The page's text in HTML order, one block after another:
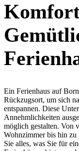
Ein Ferienhaus auf
Rückzugsort, um sich
entspannen. Diese
Annehmlichkeiten
möglich gestalten. Von
Wohnzimmer bis hin zu
Sie alles, was Sie für